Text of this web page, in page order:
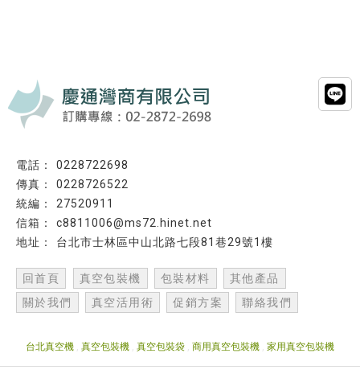
0228722698
0228726522
27520911
c8811006@ms72.hinet.net
台北市士林區中山北路七段81巷29號1樓
回首頁 真空包裝機 包裝材料
其他產品
關於我們
真空活用術 促銷方案 聯絡我們
台北真空機 真空包裝機 真空包裝袋 商用真空包裝機 家用真空包裝機